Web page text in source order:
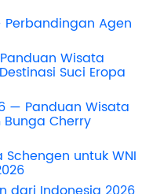
Agen
Wisata
Suci Eropa
— Panduan Wisata
Cherry
untuk WNI